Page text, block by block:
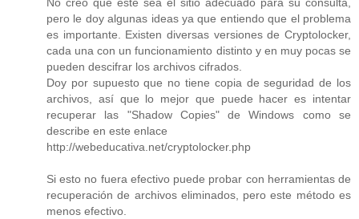
No creo que este sea el sitio adecuado para su consulta,
pero le doy algunas ideas ya que entiendo que el problema
es importante. Existen diversas versiones de Cryptolocker,
cada una con un funcionamiento distinto y en muy pocas se
pueden descifrar los archivos cifrados.
Doy por supuesto que no tiene copia de seguridad de los
archivos, así que lo mejor que puede hacer es intentar
recuperar las "Shadow Copies" de Windows como se
describe en este enlace
http://webeducativa.net/cryptolocker.php
Si esto no fuera efectivo puede probar con herramientas de
recuperación de archivos eliminados, pero este método es
menos efectivo.